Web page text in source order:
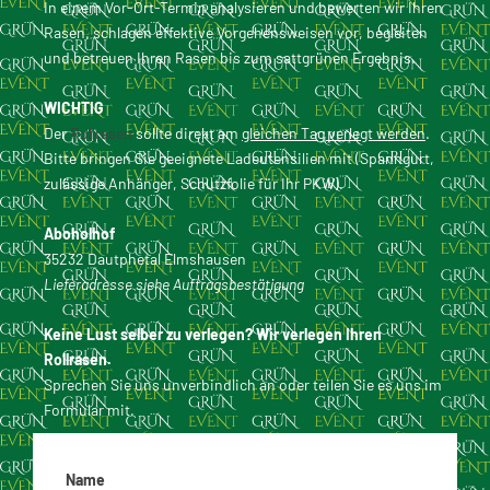
In einem Vor-Ort-Termin analysieren und bewerten wir Ihren
Rasen, schlagen effektive Vorgehensweisen vor, begleiten
und betreuen Ihren Rasen bis zum sattgrünen Ergebnis.
WICHTIG
DerRollrasensollte direkt am gleichen Tag verlegt werden.
Bitte bringen Sie geeignete Ladeutensilien mit (Spanngurt,
zulässige Anhänger, Schutzfolie für Ihr PKW).
Aboholhof
35232 Dautphetal Elmshausen
Lieferadresse siehe Auftragsbestätigung
Keine Lust selber zu verlegen? Wir verlegen Ihren
Rollrasen.
Sprechen Sie uns unverbindlich an oder teilen Sie es uns im
Formular mit.
Name